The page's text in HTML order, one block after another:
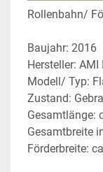
Rollenbahn/
Baujahr: 2016
Hersteller:
Modell/ Typ:
Zustand:
Gesamtlänge:
Gesamtbreite
Förderbreite: